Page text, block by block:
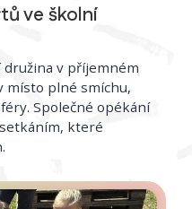
ve školní
družina v příjemném
místo plné smíchu,
Společné opékání
které